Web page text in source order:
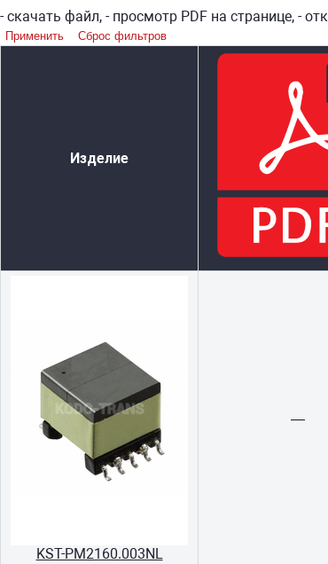
-скачать файл, - просмотр PDF на странице, -
Применить Сброс фильтров
Изделие
KST-PM2160.003NL
—